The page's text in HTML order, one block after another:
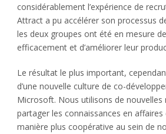
considérablement l’expérience de
Attract a pu accélérer son processus
les deux groupes ont été en mesure
efficacement et d’améliorer leur
Le résultat le plus important,
d’une nouvelle culture de co-
Microsoft. Nous utilisons de
partager les connaissances en
manière plus coopérative au sein de